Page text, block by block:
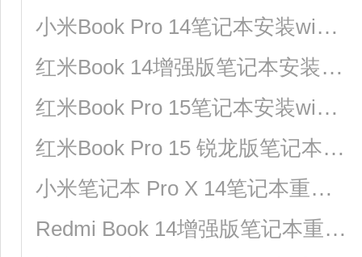
小米Book Pro 14笔记本安装win10系统教程
红米Book 14增强版笔记本安装win10系统教程
红米Book Pro 15笔记本安装win11系统教程
红米Book Pro 15 锐龙版笔记本安装win7系统教程
小米笔记本 Pro X 14笔记本重装win7系统教程
Redmi Book 14增强版笔记本重装win11系统教程